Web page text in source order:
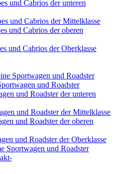
und Cabrios der unteren
und Cabrios der Mittelklasse
und Cabrios der oberen
und Cabrios der Oberklasse
Sportwagen und Roadster
und Roadster
und Roadster der unteren
und Roadster der Mittelklasse
und Roadster der oberen
und Roadster der Oberklasse
Sportwagen und Roadster